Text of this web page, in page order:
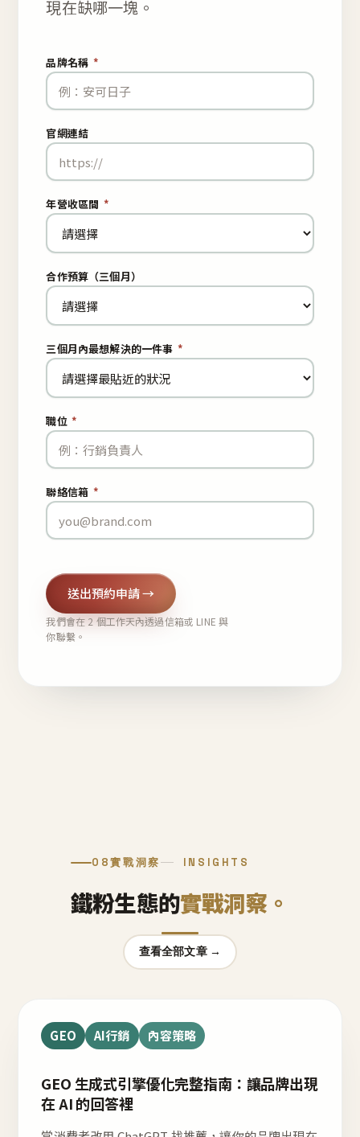
現在缺哪一塊。
品牌名稱 *
官網連結
年營收區間 *
合作預算（三個月）
三個月內最想解決的一件事 *
職位 *
聯絡信箱 *
送出預約申請 →
我們會在 2 個工作天內透過信箱或 LINE 與
你聯繫。
08實戰洞察 INSIGHTS
鐵粉生態的實戰洞察。
查看全部文章 →
GEO AI行銷 內容策略
GEO 生成式引擎優化完整指南：讓品牌出現
在 AI 的回答裡